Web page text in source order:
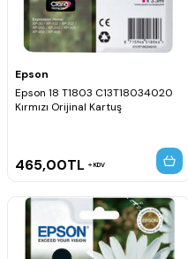
Epson
Epson 18 T1803 C13T18034020
Kırmızı Orijinal Kartuş
465,00TL KDV